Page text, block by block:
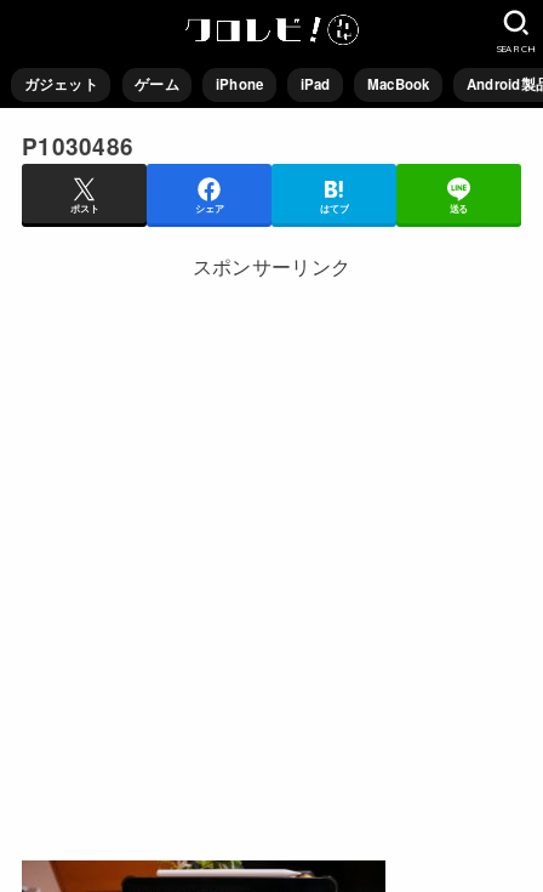
ガジェット ゲーム iPhone iPad MacBook Android製
SEARCH
P1030486
ポスト シェア はてブ 送る
スポンサーリンク